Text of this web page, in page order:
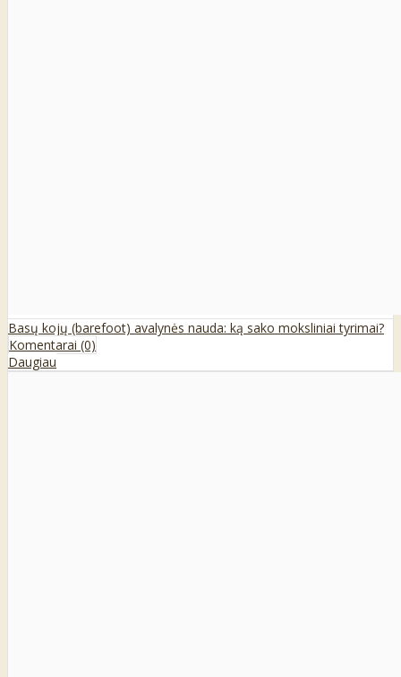
Basų kojų (barefoot) avalynės nauda: ką sako moksliniai tyrimai?
Komentarai (0)
Daugiau